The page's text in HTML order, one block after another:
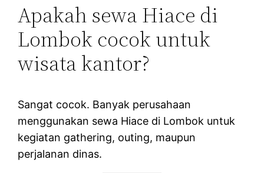
Apakah sewa Hiace di
Lombok cocok untuk
wisata kantor?
Sangat cocok. Banyak perusahaan
menggunakan sewa Hiace di Lombok untuk
kegiatan gathering, outing, maupun
perjalanan dinas.